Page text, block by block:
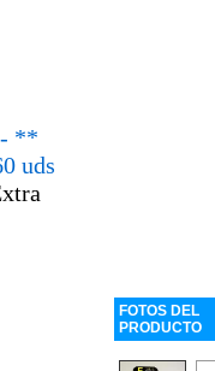
- **
uds
FOTOS DEL
PRODUCTO